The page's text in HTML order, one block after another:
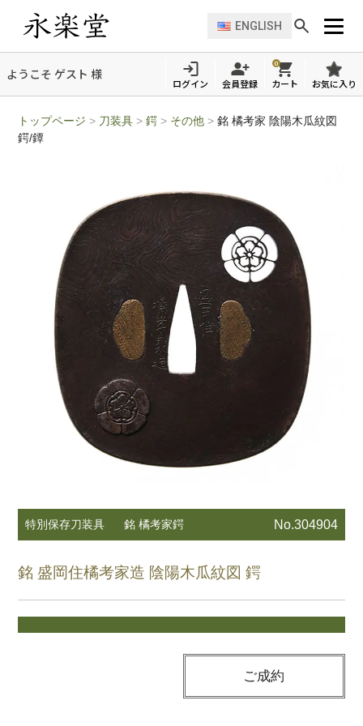
ENGLISH
ようこそ ゲスト 様
ログイン 会員登録
0
カート お気に入り
トップページ > 刀装具 >鍔 > その他 >銘 橘考家 陰陽木瓜紋図
鍔/鐔
特別保存刀装具 銘 橘考家鍔 No.304904
銘 盛岡住橘考家造 陰陽木瓜紋図 鍔
ご成約